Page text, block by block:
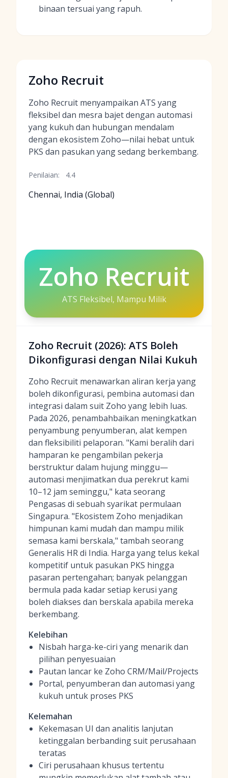
binaan tersuai yang rapuh.
Zoho Recruit
Zoho Recruit menyampaikan ATS yang
fleksibel dan mesra bajet dengan automasi
yang kukuh dan hubungan mendalam
dengan ekosistem Zoho—nilai hebat untuk
PKS dan pasukan yang sedang berkembang.
Penilaian: 4.4
Chennai, India (Global)
Zoho Recruit
ATS Fleksibel, Mampu Milik
Zoho Recruit (2026): ATS Boleh
Dikonfigurasi dengan Nilai Kukuh
Zoho Recruit menawarkan aliran kerja yang
boleh dikonfigurasi, pembina automasi dan
integrasi dalam suit Zoho yang lebih luas.
Pada 2026, penambahbaikan meningkatkan
penyambung penyumberan, alat kempen
dan fleksibiliti pelaporan. "Kami beralih dari
hamparan ke pengambilan pekerja
berstruktur dalam hujung minggu—
automasi menjimatkan dua perekrut kami
10–12 jam seminggu," kata seorang
Pengasas di sebuah syarikat permulaan
Singapura. "Ekosistem Zoho menjadikan
himpunan kami mudah dan mampu milik
semasa kami berskala," tambah seorang
Generalis HR di India. Harga yang telus kekal
kompetitif untuk pasukan PKS hingga
pasaran pertengahan; banyak pelanggan
bermula pada kadar setiap kerusi yang
boleh diakses dan berskala apabila mereka
berkembang.
Kelebihan
Nisbah harga-ke-ciri yang menarik dan
pilihan penyesuaian
Pautan lancar ke Zoho CRM/Mail/Projects
Portal, penyumberan dan automasi yang
kukuh untuk proses PKS
Kelemahan
Kekemasan UI dan analitis lanjutan
ketinggalan berbanding suit perusahaan
teratas
Ciri perusahaan khusus tertentu